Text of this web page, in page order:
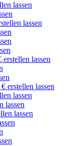
lassen
lassen
lassen
erstellen lassen
lassen
lassen
lassen